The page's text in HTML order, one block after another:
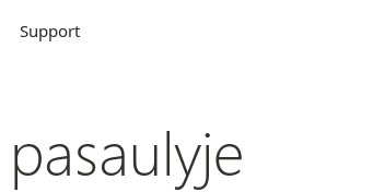
Support